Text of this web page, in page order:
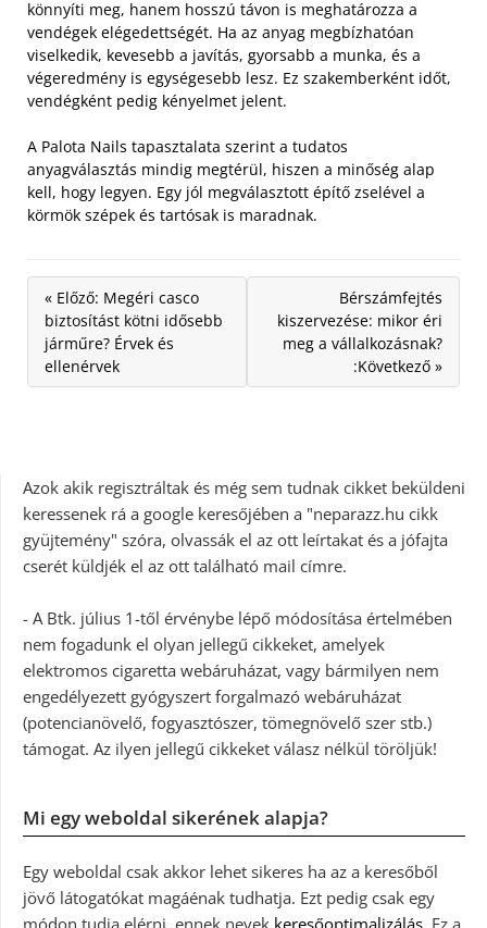
könnyíti meg, hanem hosszú távon is meghatározza a
vendégek elégedettségét. Ha az anyag megbízhatóan
viselkedik, kevesebb a javítás, gyorsabb a munka, és a
végeredmény is egységesebb lesz. Ez szakemberként időt,
vendégként pedig kényelmet jelent.
A Palota Nails tapasztalata szerint a tudatos
anyagválasztás mindig megtérül, hiszen a minőség alap
kell, hogy legyen. Egy jól megválasztott építő zselével a
körmök szépek és tartósak is maradnak.
« Előző: Megéri casco
biztosítást kötni idősebb
járműre? Érvek és
ellenérvek
Bérszámfejtés
kiszervezése: mikor éri
meg a vállalkozásnak?
:Következő »
Azok akik regisztráltak és még sem tudnak cikket beküldeni
keressenek rá a google keresőjében a "neparazz.hu cikk
gyüjtemény" szóra, olvassák el az ott leírtakat és a jófajta
cserét küldjék el az ott található mail címre.
- A Btk. július 1-től érvénybe lépő módosítása értelmében
nem fogadunk el olyan jellegű cikkeket, amelyek
elektromos cigaretta webáruházat, vagy bármilyen nem
engedélyezett gyógyszert forgalmazó webáruházat
(potencianövelő, fogyasztószer, tömegnövelő szer stb.)
támogat. Az ilyen jellegű cikkeket válasz nélkül töröljük!
Mi egy weboldal sikerének alapja?
Egy weboldal csak akkor lehet sikeres ha az a keresőből
jövő látogatókat magáénak tudhatja. Ezt pedig csak egy
módon tudja elérni, ennek nevek keresőoptimalizálás. Ez a